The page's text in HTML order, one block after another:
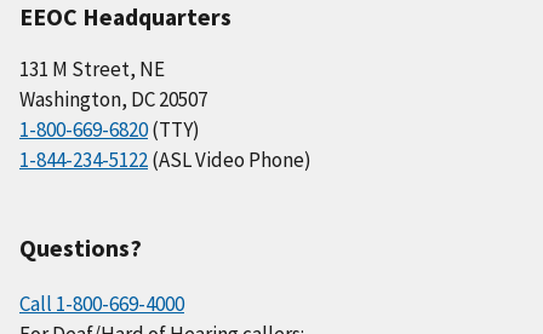
EEOC Headquarters
131 M Street, NE
Washington, DC 20507
1-800-669-6820(TTY)
1-844-234-5122(ASL Video Phone)
Questions?
Call 1-800-669-4000